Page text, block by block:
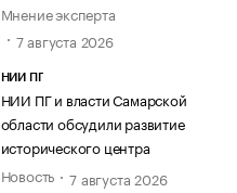
Мнение эксперта
7 августа 2026
НИИ ПГ
НИИ ПГ и власти Самарской
области обсудили развитие
исторического центра
Новость
7 августа 2026